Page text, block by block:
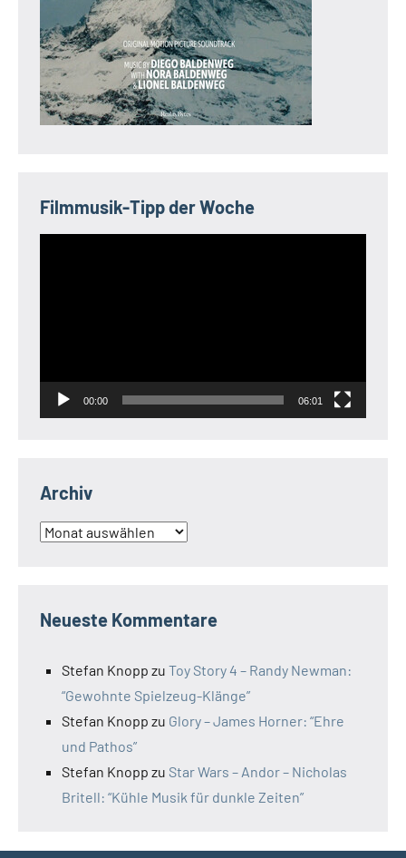
Filmmusik-Tipp der Woche
00:00 06:01
Archiv
Archiv
Neueste Kommentare
Stefan Knopp zu Toy Story 4 – Randy Newman:
“Gewohnte Spielzeug-Klänge”
Stefan Knopp zu Glory – James Horner: “Ehre
und Pathos”
Stefan Knopp zu Star Wars – Andor – Nicholas
Britell: “Kühle Musik für dunkle Zeiten”